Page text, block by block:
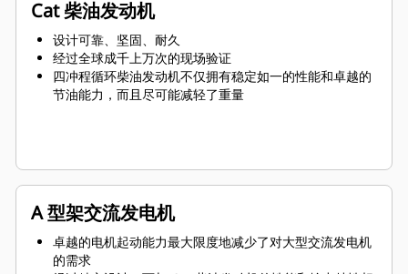
Cat 柴油发动机
设计可靠、坚固、耐久
经过全球成千上万次的现场验证
四冲程循环柴油发动机不仅拥有稳定如一的性能和卓越的
节油能力，而且尽可能减轻了重量
A 型架交流发电机
卓越的电机起动能力最大限度地减少了对大型交流发电机
的需求